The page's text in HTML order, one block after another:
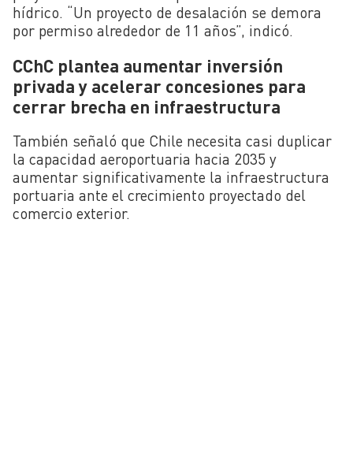
hídrico. “Un proyecto de desalación se demora
por permiso alrededor de 11 años”, indicó.
CChC plantea aumentar inversión
privada y acelerar concesiones para
cerrar brecha en infraestructura
También señaló que Chile necesita casi duplicar
la capacidad aeroportuaria hacia 2035 y
aumentar significativamente la infraestructura
portuaria ante el crecimiento proyectado del
comercio exterior.